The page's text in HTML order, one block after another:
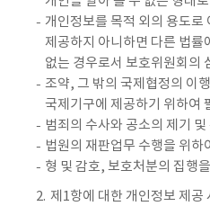
개인정보를 목적 외의 용도로
제공하지 아니하면 다른 법률
없는 경우로서 보호위원회의
조약, 그 밖의 국제협정의 이
국제기구에 제공하기 위하여
범죄의 수사와 공소의 제기
법원의 재판업무 수행을 위하
형 및 감호, 보호처분의 집행
2. 제1항에 대한 개인정보 제공